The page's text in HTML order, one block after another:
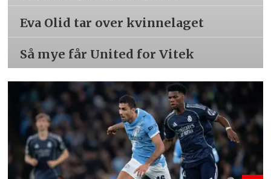
Eva Olid tar over kvinnelaget
Så mye får United for Vitek